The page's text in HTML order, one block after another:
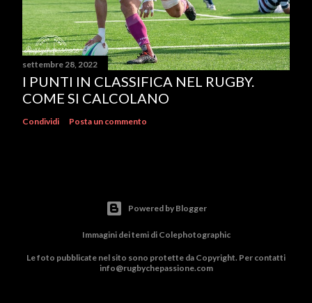
settembre 28, 2022
I PUNTI IN CLASSIFICA NEL RUGBY.
COME SI CALCOLANO
Condividi Posta un commento
Powered by Blogger
Immagini dei temi di Colephotographic
Le foto pubblicate nel sito sono protette da Copyright. Per contatti
info@rugbychepassione.com